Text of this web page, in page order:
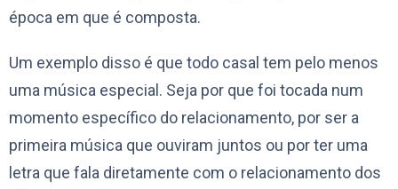
época em que é composta.
Um exemplo disso é que todo casal tem pelo menos
uma música especial. Seja por que foi tocada num
momento específico do relacionamento, por ser a
primeira música que ouviram juntos ou por ter uma
letra que fala diretamente com o relacionamento dos